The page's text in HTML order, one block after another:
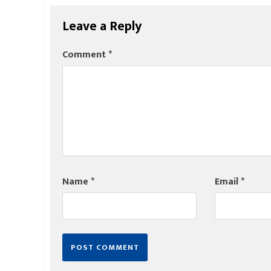
Leave a Reply
Comment*
Name* Email*